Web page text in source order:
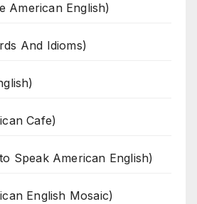
American English)
And Idioms)
Cafe)
Speak American English)
English Mosaic)